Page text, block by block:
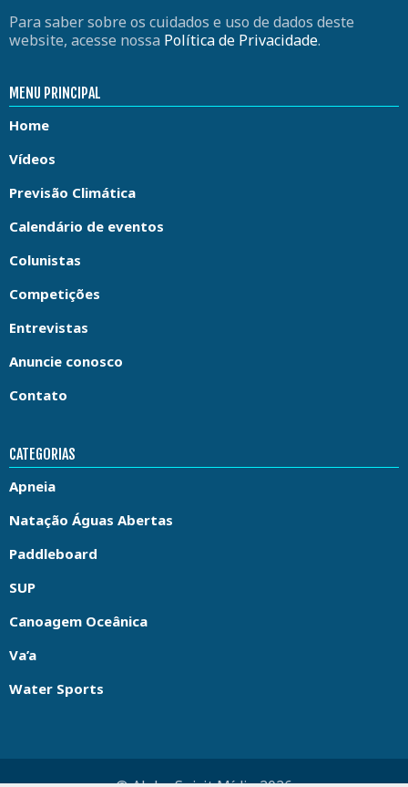
Para saber sobre os cuidados e uso de dados deste
website, acesse nossa Política de Privacidade.
MENU PRINCIPAL
Home
Vídeos
Previsão Climática
Calendário de eventos
Colunistas
Competições
Entrevistas
Anuncie conosco
Contato
CATEGORIAS
Apneia
Natação Águas Abertas
Paddleboard
SUP
Canoagem Oceânica
Va’a
Water Sports